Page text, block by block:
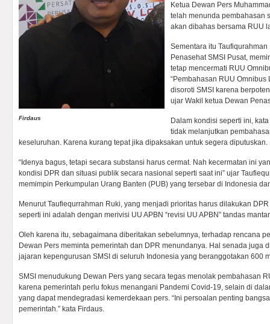
Firdaus
Ketua Dewan Pers
telah menunda pembahasan
akan dibahas bersama RUU
Sementara itu
Penasehat SMSI Pusat,
tetap mencermati RUU
“Pembahasan RUU
disoroti SMSI karena
ujar Wakil ketua Dewan
Dalam kondisi seperti ini,
tidak melanjutkan
keseluruhan. Karena kurang tepat jika dipaksakan untuk segera diputuskan.
“Idenya bagus, tetapi secara substansi harus cermat. Nah kecermatan ini
kondisi DPR dan situasi publik secara nasional seperti saat ini” ujar
memimpin Perkumpulan Urang Banten (PUB) yang tersebar di Indonesia
Menurut Taufiequrrahman Ruki, yang menjadi prioritas harus dilakukan
seperti ini adalah dengan merivisi UU APBN “revisi UU APBN” tandas
Oleh karena itu, sebagaimana diberitakan sebelumnya, terhadap rencana
Dewan Pers meminta pemerintah dan DPR menundanya. Hal senada juga
jajaran kepengurusan SMSI di seluruh Indonesia yang beranggotakan 600
SMSI menudukung Dewan Pers yang secara tegas menolak pembahasan
karena pemerintah perlu fokus menangani Pandemi Covid-19, selain di
yang dapat mendegradasi kemerdekaan pers. “Ini persoalan penting
pemerintah.” kata Firdaus.